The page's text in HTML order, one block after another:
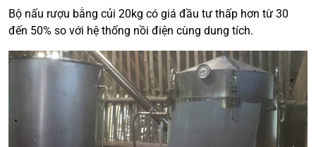
Bộ nấu rượu bằng củi 20kg có giá đầu tư thấp hơn từ 30
đến 50% so với hệ thống nồi điện cùng dung tích.